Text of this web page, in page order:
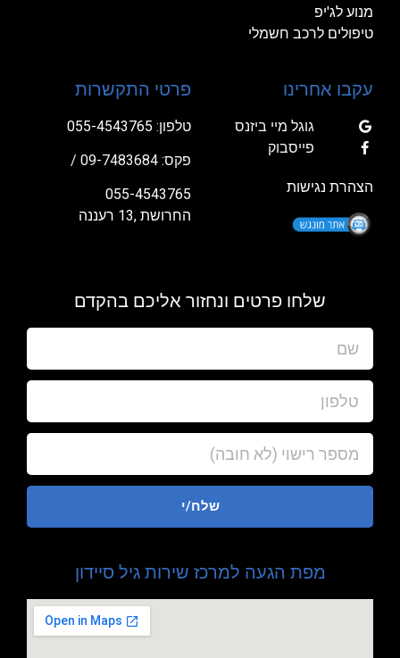
מנוע לג'יפ
טיפולים לרכב חשמלי
עקבו אחרינו
גוגל מיי ביזנס
פייסבוק
הצהרת נגישות
פרטי התקשרות
טלפון: 055-4543765
פקס: 09-7483684 /
055-4543765
החרושת ,13 רעננה
שלחו פרטים ונחזור אליכם בהקדם
שלח/י
מפת הגעה למרכז שירות גיל סיידון